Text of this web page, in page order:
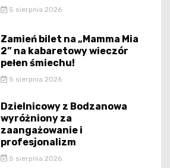
5 sierpnia 2026
Zamień bilet na „Mamma Mia
2” na kabaretowy wieczór
pełen śmiechu!
5 sierpnia 2026
Dzielnicowy z Bodzanowa
wyróżniony za
zaangażowanie i
profesjonalizm
5 sierpnia 2026